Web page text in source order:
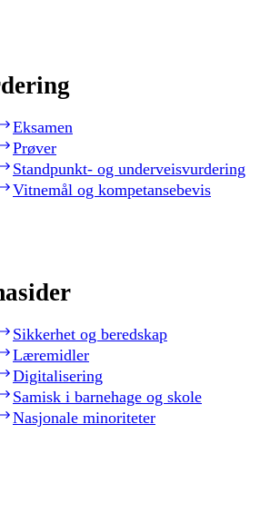
Eksamen
Prøver
Standpunkt- og underveisvurdering
Vitnemål og kompetansebevis
Sikkerhet og beredskap
Læremidler
Digitalisering
Samisk i barnehage og skole
Nasjonale minoriteter